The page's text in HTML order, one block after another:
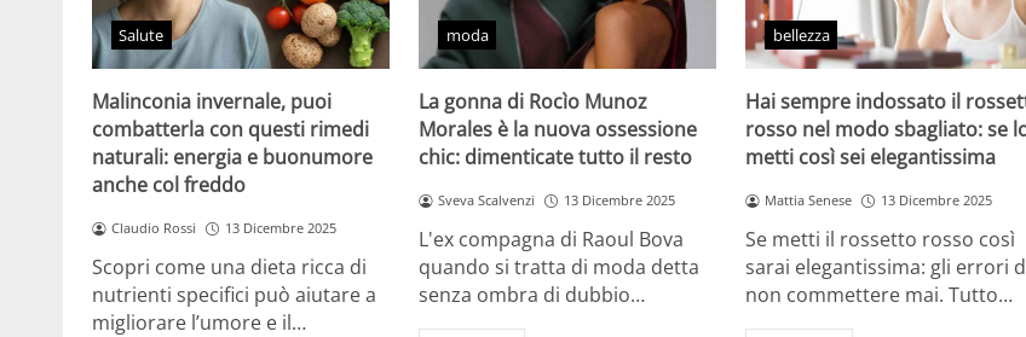
Salute
Malinconia invernale, puoi
combatterla con questi rimedi
naturali: energia e buonumore
anche col freddo
Claudio Rossi 13 Dicembre 2025
Scopri come una dieta ricca di
nutrienti specifici può aiutare a
migliorare l’umore e il…
moda
La gonna di Rocìo Munoz
Morales è la nuova ossessione
chic: dimenticate tutto il resto
Sveva Scalvenzi 13 Dicembre 2025
L'ex compagna di Raoul Bova
quando si tratta di moda detta
senza ombra di dubbio…
bellezza
Hai sempre indossato il
rosso nel modo sbagliato: se
metti così sei elegantissima
Mattia Senese 13 Dicembre 2025
Se metti il rossetto rosso così
sarai elegantissima: gli errori
non commettere mai. Tutto…